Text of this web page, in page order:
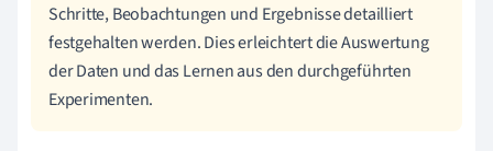
Schritte, Beobachtungen und Ergebnisse detailliert
festgehalten werden. Dies erleichtert die Auswertung
der Daten und das Lernen aus den durchgeführten
Experimenten.